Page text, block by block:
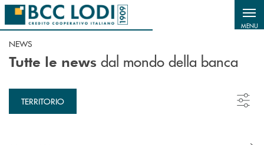
Salta al contenuto principale
MENU
NEWS
Tutte le news dal mondo della banca
TERRITORIO